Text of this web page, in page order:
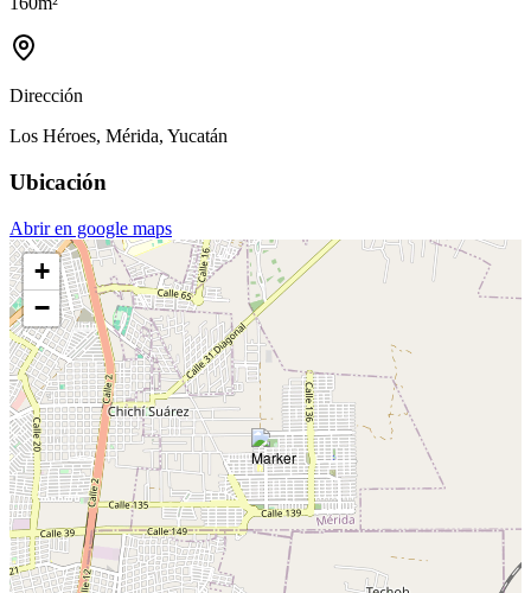
Dirección
Los Héroes, Mérida, Yucatán
Ubicación
Abrir en google maps
+
−